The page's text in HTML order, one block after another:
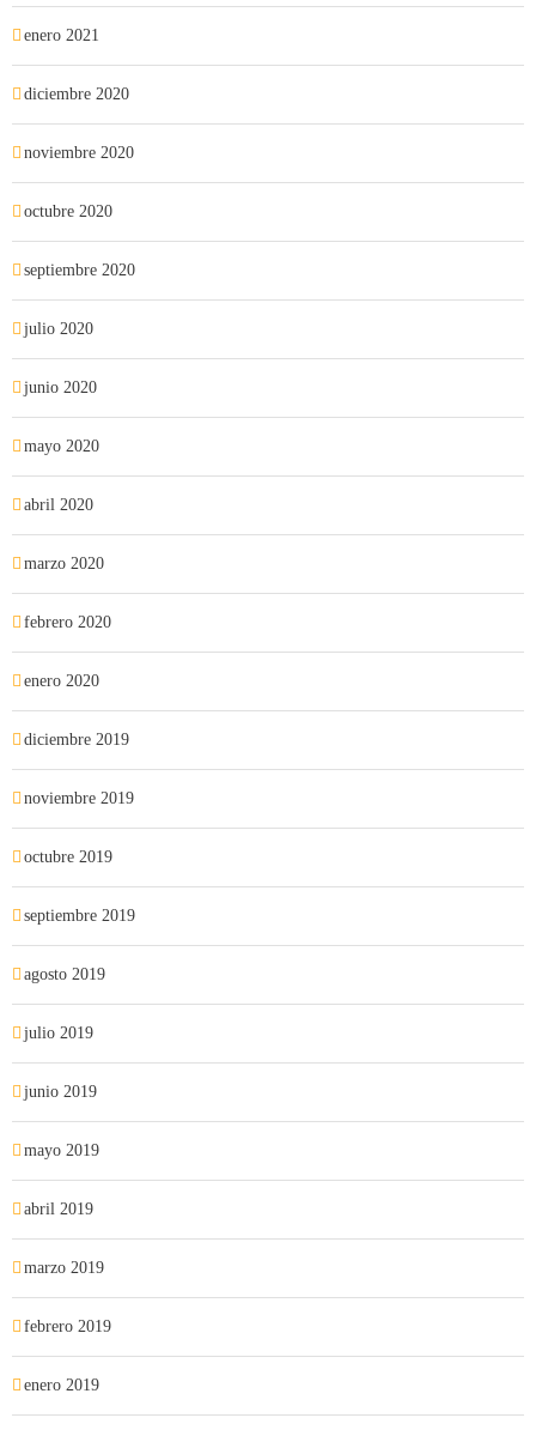
enero 2021
diciembre 2020
noviembre 2020
octubre 2020
septiembre 2020
julio 2020
junio 2020
mayo 2020
abril 2020
marzo 2020
febrero 2020
enero 2020
diciembre 2019
noviembre 2019
octubre 2019
septiembre 2019
agosto 2019
julio 2019
junio 2019
mayo 2019
abril 2019
marzo 2019
febrero 2019
enero 2019